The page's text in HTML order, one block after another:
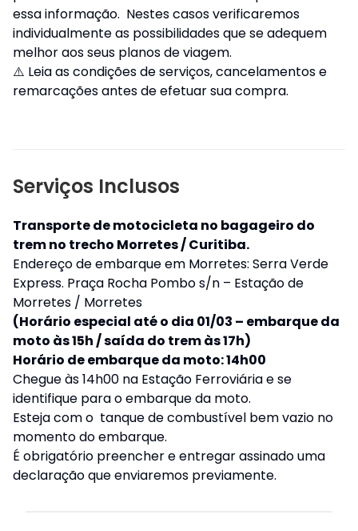
essa informação. Nestes casos verificaremos
individualmente as possibilidades que se adequem
melhor aos seus planos de viagem.
⚠️ Leia as condições de serviços, cancelamentos e
remarcações antes de efetuar sua compra.
Serviços Inclusos
Transporte de motocicleta no bagageiro do
trem no trecho Morretes / Curitiba.
Endereço de embarque em Morretes: Serra Verde
Express. Praça Rocha Pombo s/n – Estação de
Morretes / Morretes
(Horário especial até o dia 01/03 – embarque da
moto às 15h / saída do trem às 17h)
Horário de embarque da moto: 14h00
Chegue às 14h00 na Estação Ferroviária e se
identifique para o embarque da moto.
Esteja com o tanque de combustível bem vazio no
momento do embarque.
É obrigatório preencher e entregar assinado uma
declaração que enviaremos previamente.